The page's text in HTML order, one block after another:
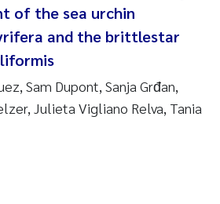
of the sea urchin
and the brittlestar
Sam Dupont, Sanja Grđan,
Julieta Vigliano Relva, Tania